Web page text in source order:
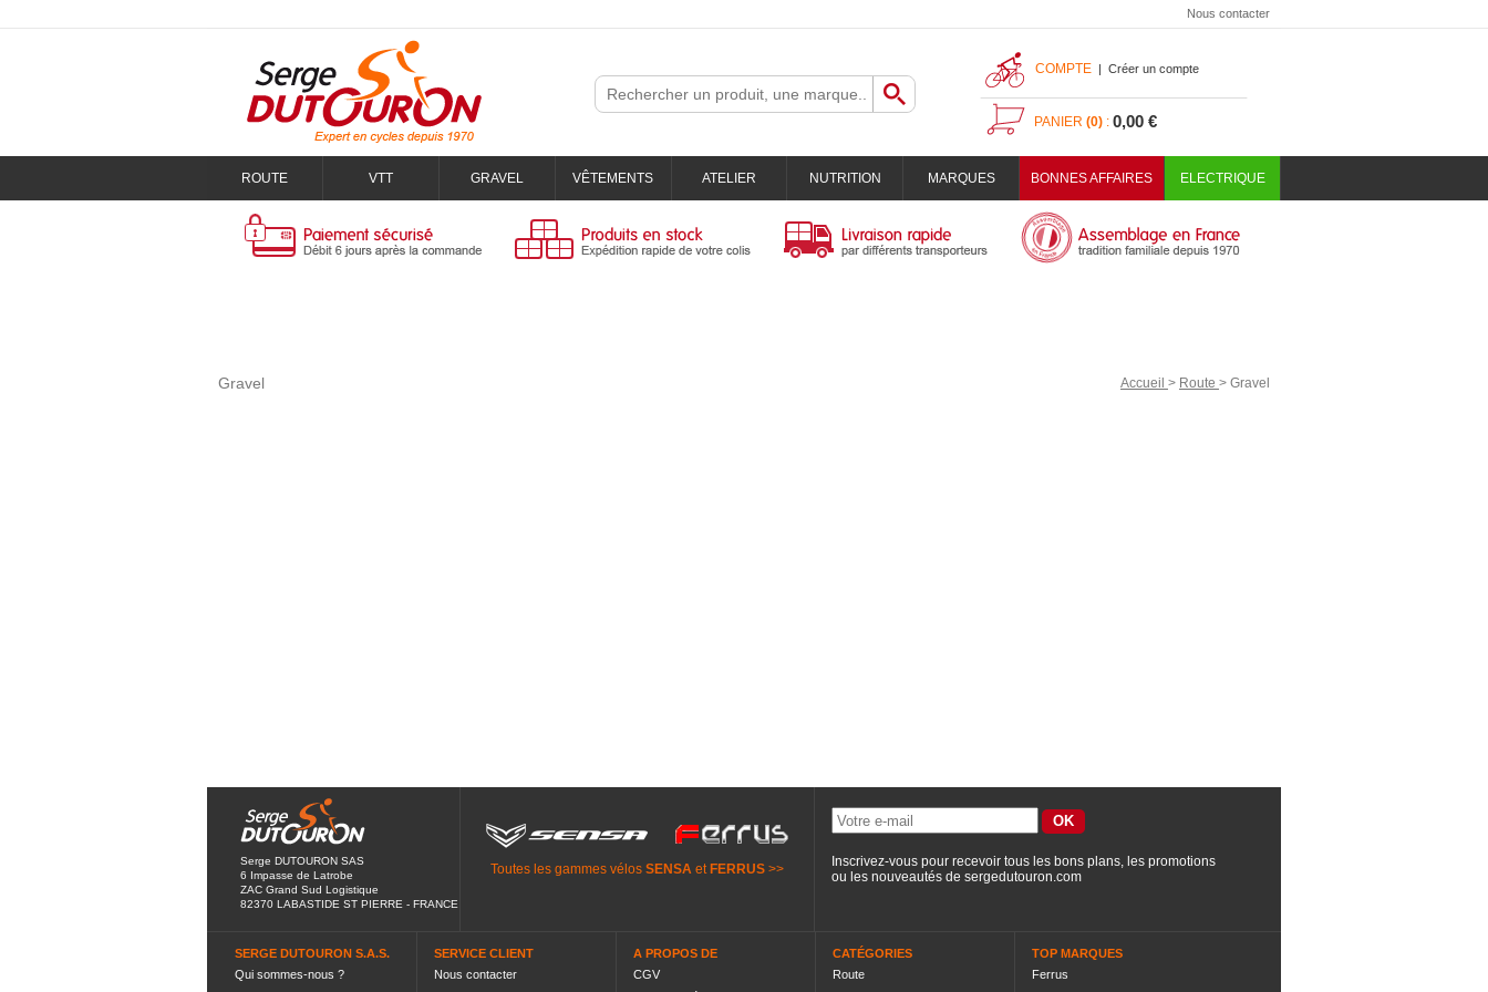
Nous contacter
COMPTE | Créer un compte
PANIER (0) : 0,00 €
ROUTE VTT GRAVEL VÊTEMENTS ATELIER NUTRITION MARQUES BONNES AFFAIRES ELECTRIQUE
Gravel Accueil > Route > Gravel
Serge DUTOURON SAS
6 Impasse de Latrobe
ZAC Grand Sud Logistique
82370 LABASTIDE ST PIERRE - FRANCE
Toutes les gammes vélos SENSA et FERRUS >>
Inscrivez-vous pour recevoir tous les bons plans, les promotions
ou les nouveautés de sergedutouron.com
SERGE DUTOURON S.A.S.
Qui sommes-nous ?
SERVICE CLIENT
Nous contacter
A PROPOS DE
CGV
CATÉGORIES
Route
TOP MARQUES
Ferrus